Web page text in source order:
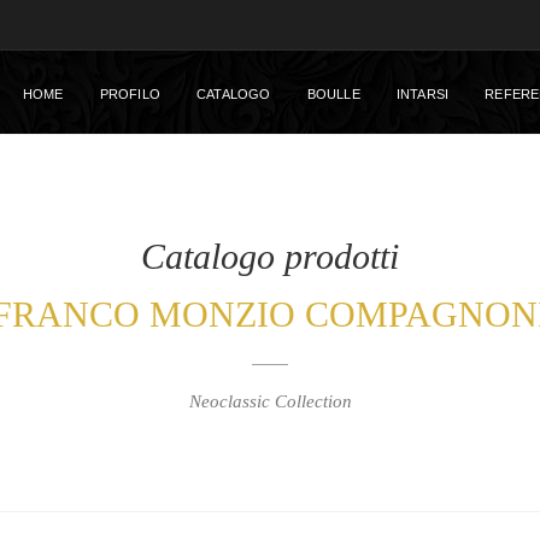
HOME PROFILO CATALOGO BOULLE INTARSI
Catalogo prodotti
MONZIO
Neoclassic Collection